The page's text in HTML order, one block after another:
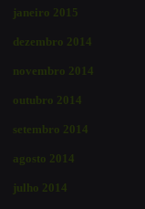
janeiro 2015
dezembro 2014
novembro 2014
outubro 2014
setembro 2014
agosto 2014
julho 2014